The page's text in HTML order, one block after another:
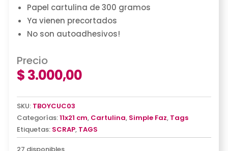
Papel cartulina de 300 gramos
Ya vienen precortados
No son autoadhesivos!
Precio
$3.000,00
SKU: TBOYCUC03
Categorías:11x21 cm, Cartulina, Simple Faz, Tags
Etiquetas: SCRAP, TAGS